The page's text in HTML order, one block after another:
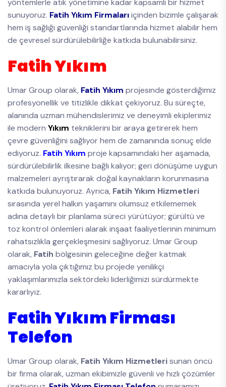
yöntemlerle atık yönetimine kadar kapsamlı bir hizmet
sunuyoruz. Fatih Yıkım Firmalarıiçinden bizimle çalışarak
hem iş sağlığı güvenliği standartlarında hizmet alabilir hem
de çevresel sürdürülebilirliğe katkıda bulunabilirsiniz.
Fatih Yıkım
Umar Group olarak, Fatih Yıkım projesinde gösterdiğimiz
profesyonellik ve titizlikle dikkat çekiyoruz. Bu süreçte,
alanında uzman mühendislerimiz ve deneyimli ekiplerimiz
ile modern Yıkım tekniklerini bir araya getirerek hem
çevre güvenliğini sağlıyor hem de zamanında sonuç elde
ediyoruz. Fatih Yıkım proje kapsamındaki her aşamada,
sürdürülebilirlik ilkesine bağlı kalıyor; geri dönüşüme uygun
malzemeleri ayrıştırarak doğal kaynakların korunmasına
katkıda bulunuyoruz. Ayrıca, Fatih Yıkım Hizmetleri
sırasında yerel halkın yaşamını olumsuz etkilememek
adına detaylı bir planlama süreci yürütüyor; gürültü ve
toz kontrol önlemleri alarak inşaat faaliyetlerinin minimum
rahatsızlıkla gerçekleşmesini sağlıyoruz. Umar Group
olarak, Fatih bölgesinin geleceğine değer katmak
amacıyla yola çıktığımız bu projede yenilikçi
yaklaşımlarımızla sektördeki liderliğimizi sürdürmekte
kararlıyız.
Fatih Yıkım Firması
Telefon
Umar Group olarak, Fatih Yıkım Hizmetlerisunan öncü
bir firma olarak, uzman ekibimizle güvenli ve hızlı çözümler